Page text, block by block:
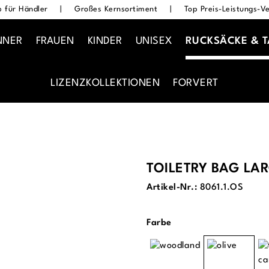
für Händler Großes Kernsortiment Top Preis-Leistungs-
FRAUEN KINDER UNISEX RUCKSÄCKE &
LIZENZKOLLEKTIONEN FORVERT
TOILETRY BAG
Artikel-Nr.: 8061.1.OS
Farbeauswählen